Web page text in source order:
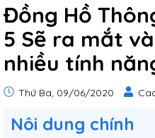
Đồng Hồ
5 Sẽ ra mắt
nhiều tính
Thứ Ba, 09/06/2020
Nôi dung chính